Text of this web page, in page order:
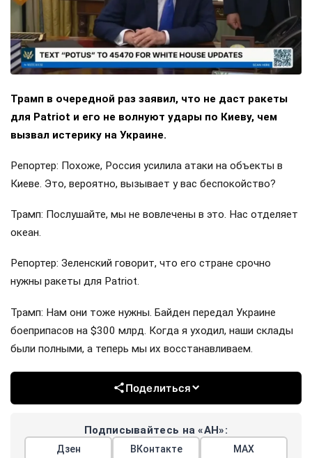
Трамп в очередной раз заявил, что не даст ракеты
для Patriot и его не волнуют удары по Киеву, чем
вызвал истерику на Украине.
Репортер: Похоже, Россия усилила атаки на объекты в
Киеве. Это, вероятно, вызывает у вас беспокойство?
Трамп: Послушайте, мы не вовлечены в это. Нас отделяет
океан.
Репортер: Зеленский говорит, что его стране срочно
нужны ракеты для Patriot.
Трамп: Нам они тоже нужны. Байден передал Украине
боеприпасов на $300 млрд. Когда я уходил, наши склады
были полными, а теперь мы их восстанавливаем.
Поделиться
Подписывайтесь на «АН»:
Дзен ВКонтакте МАХ